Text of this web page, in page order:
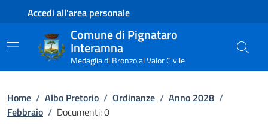
Contenuto principale
Piede di paginaAccedi all'area personale
Comune di Pignataro
Interamna
Medaglia di Bronzo al Valor Civile
Home / Albo Pretorio / Ordinanze / Anno 2028 /
Febbraio / Documenti: 0